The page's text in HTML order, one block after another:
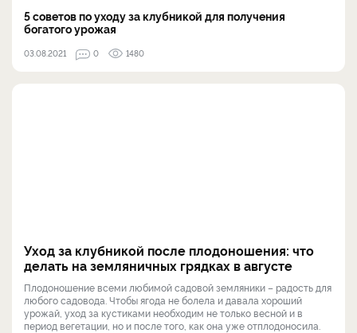
5 советов по уходу за клубникой для получения
богатого урожая
03.08.2021 0 1480
Уход за клубникой после плодоношения: что
делать на земляничных грядках в августе
Плодоношение всеми любимой садовой земляники – радость для
любого садовода. Чтобы ягода не болела и давала хороший
урожай, уход за кустиками необходим не только весной и в
период вегетации, но и после того, как она уже отплодоносила.